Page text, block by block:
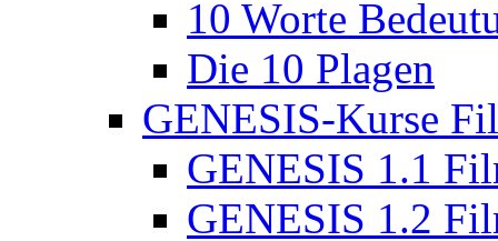
10 Worte
Die 10 Plagen
GENESIS-Kurse
GENESIS 1.1
GENESIS 1.2